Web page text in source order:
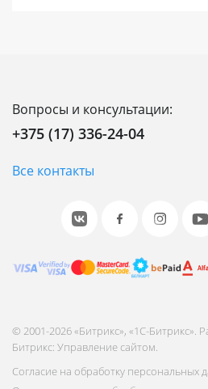
Вопросы и консультации:
+375 (17) 336-24-04
Все контакты
© 2001-2026 «Битрикс», «1С-Битрикс».
Битрикс: Управление сайтом.
Согласие на обработку персональных